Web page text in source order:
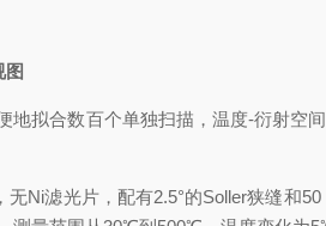
图
拟合数百个单独扫描，温度-衍射空
Ni滤光片，配有2.5°的Soller狭缝和